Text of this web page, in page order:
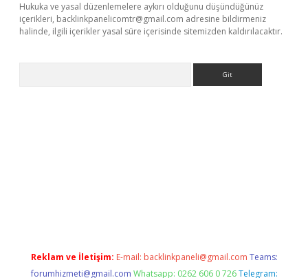
Hukuka ve yasal düzenlemelere aykırı olduğunu düşündüğünüz
içerikleri, backlinkpanelicomtr@gmail.com adresine bildirmeniz
halinde, ilgili içerikler yasal süre içerisinde sitemizden kaldırılacaktır.
Reklam ve İletişim: E-mail: backlinkpaneli@gmail.com Teams:
forumhizmeti@gmail.com Whatsapp: 0262 606 0 726 Telegram: